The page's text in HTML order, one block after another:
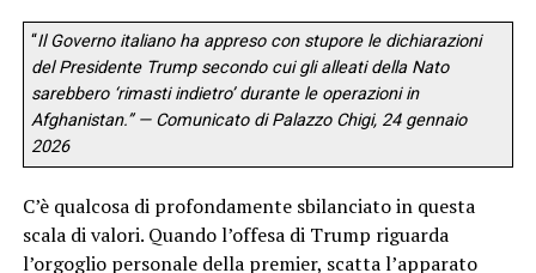
“Il Governo italiano ha appreso con stupore le dichiarazioni
del Presidente Trump secondo cui gli alleati della Nato
sarebbero ‘rimasti indietro’ durante le operazioni in
Afghanistan.” — Comunicato di Palazzo Chigi, 24 gennaio
2026
C’è qualcosa di profondamente sbilanciato in questa
scala di valori. Quando l’offesa di Trump riguarda
l’orgoglio personale della premier, scatta l’apparato